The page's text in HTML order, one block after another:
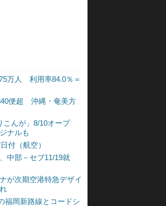
万人 利用率84.0％＝
便超 沖縄・奄美方
こんが」8/10オープ
ナルも
付（航空）
中部－セブ11/19就
が次期空港特急デザイ
福岡新路線とコードシ